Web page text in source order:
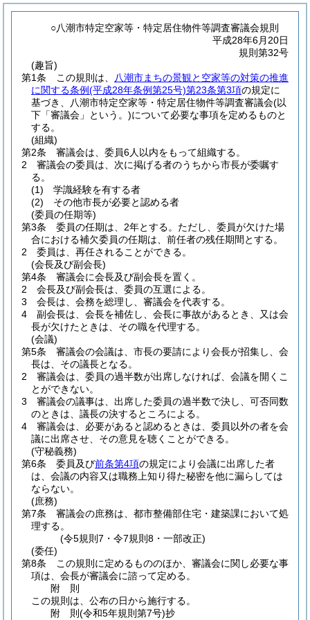
○八潮市特定空家等・特定居住物件等調査審議会規則
平成28年6月20日
規則第32号
(趣旨)
第1条
この規則は、
八潮市まちの景観と空家等の対策の推進
に関する条例(平成28年条例第25号)第23条第3項の規定に
基づき、八潮市特定空家等・特定居住物件等調査審議会(以
下「審議会」という。)について必要な事項を定めるものと
する。
(組織)
第2条
審議会は、委員6人以内をもって組織する。
2
審議会の委員は、次に掲げる者のうちから市長が委嘱す
る。
(1)
学識経験を有する者
(2)
その他市長が必要と認める者
(委員の任期等)
第3条
委員の任期は、2年とする。 ただし、委員が欠けた場
合における補欠委員の任期は、前任者の残任期間とする。
2
委員は、再任されることができる。
(会長及び副会長)
第4条
審議会に会長及び副会長を置く。
2
会長及び副会長は、委員の互選による。
3
会長は、会務を総理し、審議会を代表する。
4
副会長は、会長を補佐し、会長に事故があるとき、又は会
長が欠けたときは、その職を代理する。
(会議)
第5条
審議会の会議は、市長の要請により会長が招集し、会
長は、その議長となる。
2
審議会は、委員の過半数が出席しなければ、会議を開くこ
とができない。
3
審議会の議事は、出席した委員の過半数で決し、可否同数
のときは、議長の決するところによる。
4
審議会は、必要があると認めるときは、委員以外の者を会
議に出席させ、その意見を聴くことができる。
(守秘義務)
第6条
委員及び前条第4項の規定により会議に出席した者
は、会議の内容又は職務上知り得た秘密を他に漏らしては
ならない。
(庶務)
第7条
審議会の庶務は、都市整備部住宅・建築課において処
理する。
(令5規則7・令7規則8・一部改正)
(委任)
第8条
この規則に定めるもののほか、審議会に関し必要な事
項は、会長が審議会に諮って定める。
附 則
この規則は、公布の日から施行する。
附 則(令和5年規則第7号)抄